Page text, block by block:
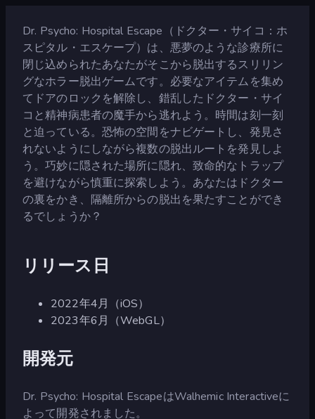
Dr. Psycho: Hospital Escape（ドクター・サイコ：ホ
スピタル・エスケープ）は、悪夢のような診療所に
閉じ込められたあなたがそこから脱出するスリリン
グなホラー脱出ゲームです。必要なアイテムを集め
てドアのロックを解除し、錯乱したドクター・サイ
コと精神病患者の魔手から逃れよう。時間は刻一刻
と迫っている。恐怖の空間をナビゲートし、発見さ
れないようにしながら複数の脱出ルートを発見しよ
う。巧妙に隠された場所に隠れ、致命的なトラップ
を避けながら慎重に探索しよう。あなたはドクター
の裏をかき、隔離所からの脱出を果たすことができ
るでしょうか？
リリース日
2022年4月（iOS）
2023年6月（WebGL）
開発元
Dr. Psycho: Hospital EscapeはWalhemic Interactiveに
よって開発されました。